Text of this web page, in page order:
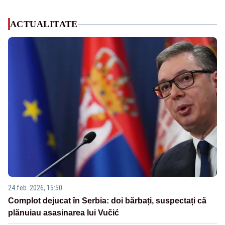
ACTUALITATE
24 feb. 2026, 15:50
Complot dejucat în Serbia: doi bărbați, suspectați că
plănuiau asasinarea lui Vučić